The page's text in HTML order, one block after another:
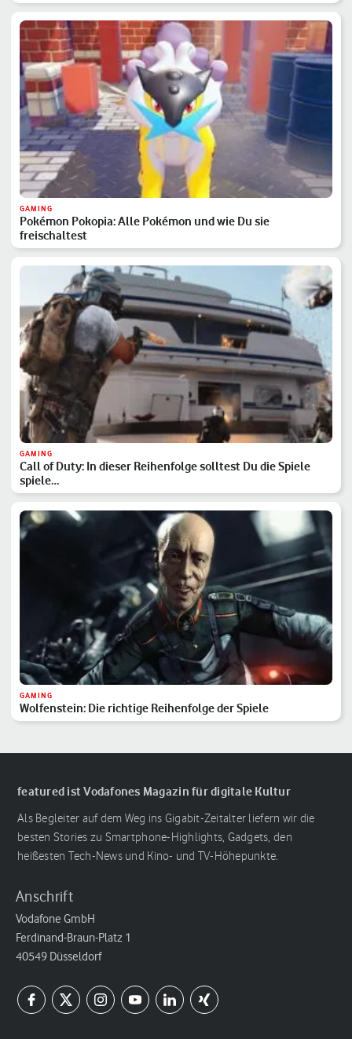
GAMING
Pokémon Pokopia: Alle Pokémon und wie Du sie
freischaltest
GAMING
Call of Duty: In dieser Reihenfolge solltest Du die Spiele
spiele…
GAMING
Wolfenstein: Die richtige Reihenfolge der Spiele
featured ist Vodafones Magazin für digitale Kultur
Als Begleiter auf dem Weg ins Gigabit-Zeitalter liefern wir die
besten Stories zu Smartphone-Highlights, Gadgets, den
heißesten Tech-News und Kino- und TV-Höhepunkte.
Anschrift
Vodafone GmbH
Ferdinand-Braun-Platz 1
40549 Düsseldorf